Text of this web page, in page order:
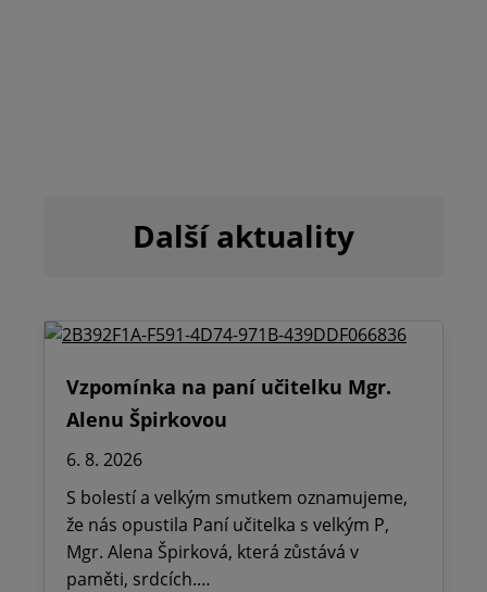
Další aktuality
Vzpomínka na paní učitelku Mgr.
Alenu Špirkovou
6. 8. 2026
S bolestí a velkým smutkem oznamujeme,
že nás opustila Paní učitelka s velkým P,
Mgr. Alena Špirková, která zůstává v
paměti, srdcích.…